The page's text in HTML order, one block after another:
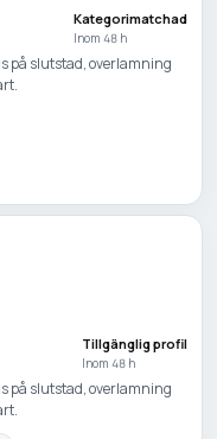
Kategorimatchad
Inom 48 h
på slutstad, overlamning
Tillgänglig profil
Inom 48 h
på slutstad, overlamning